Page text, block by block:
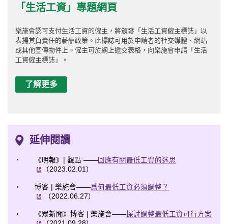
「生活工資」專題網頁
樂施會認可支付生活工資的僱主，將頒發「生活工資僱主標誌」以
表揚其負責任的薪酬政策。此標誌可用於申請者的社交媒體、網站
或其他宣傳物件上。僱主可於網上遞交表格，向樂施會申請「生活
工資僱主標誌」。
了解更多
延伸閱讀
《明報》| 觀點 ——回應有關最低工資的迷思
（2023.02.01）
博客 | 樂施會——爲何最低工資必須調整？
（2022.06.27）
《眾新聞》博客 | 樂施會——探討調整最低工資可行方案